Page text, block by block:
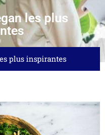
les plus
plus inspirantes